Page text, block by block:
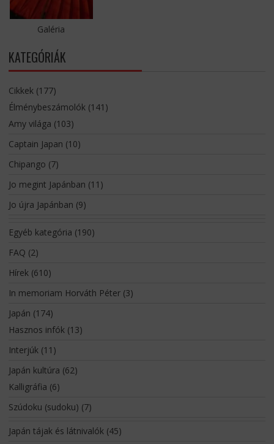
Galéria
KATEGÓRIÁK
Cikkek(177)
Élménybeszámolók(141)
Amy világa (103)
Captain Japan (10)
Chipango (7)
Jo megint Japánban (11)
Jo újra Japánban (9)
Egyéb kategória (190)
FAQ (2)
Hírek(610)
In memoriam Horváth Péter(3)
Japán (174)
Hasznos infók(13)
Interjúk(11)
Japán kultúra (62)
Kalligráfia (6)
Szúdoku (sudoku) (7)
Japán tájak és látnivalók(45)